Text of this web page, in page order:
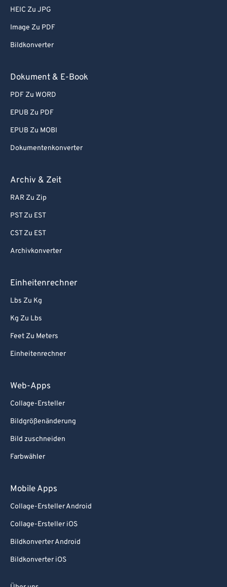
HEIC Zu JPG
Image Zu PDF
Bildkonverter
Dokument & E-Book
PDF Zu WORD
EPUB Zu PDF
EPUB Zu MOBI
Dokumentenkonverter
Archiv & Zeit
RAR Zu Zip
PST Zu EST
CST Zu EST
Archivkonverter
Einheitenrechner
Lbs Zu Kg
Kg Zu Lbs
Feet Zu Meters
Einheitenrechner
Web-Apps
Collage-Ersteller
Bildgrößenänderung
Bild zuschneiden
Farbwähler
Mobile Apps
Collage-Ersteller Android
Collage-Ersteller iOS
Bildkonverter Android
Bildkonverter iOS